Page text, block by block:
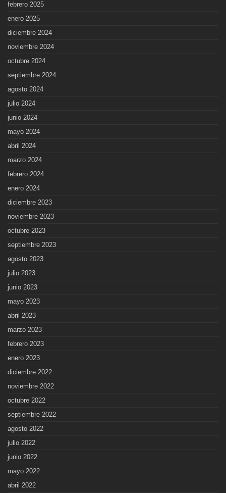
febrero 2025
enero 2025
diciembre 2024
noviembre 2024
octubre 2024
septiembre 2024
agosto 2024
julio 2024
junio 2024
mayo 2024
abril 2024
marzo 2024
febrero 2024
enero 2024
diciembre 2023
noviembre 2023
octubre 2023
septiembre 2023
agosto 2023
julio 2023
junio 2023
mayo 2023
abril 2023
marzo 2023
febrero 2023
enero 2023
diciembre 2022
noviembre 2022
octubre 2022
septiembre 2022
agosto 2022
julio 2022
junio 2022
mayo 2022
abril 2022